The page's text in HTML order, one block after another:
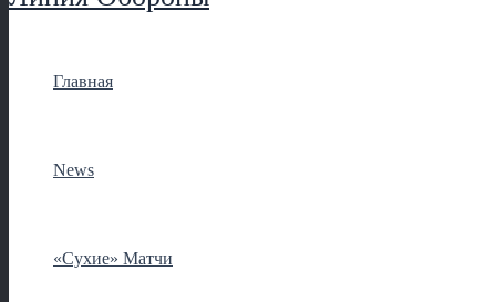
Главная
News
«Сухие» Матчи